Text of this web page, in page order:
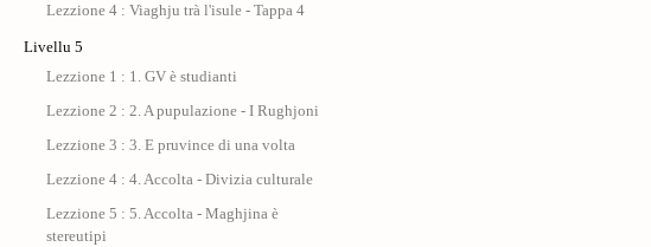
Lezzione 4 : Viaghju trà l'isule - Tappa 4
Livellu 5
Lezzione 1 : 1. GV è studianti
Lezzione 2 : 2. A pupulazione - I Rughjoni
Lezzione 3 : 3. E pruvince di una volta
Lezzione 4 : 4. Accolta - Divizia culturale
Lezzione 5 : 5. Accolta - Maghjina è
stereutipi